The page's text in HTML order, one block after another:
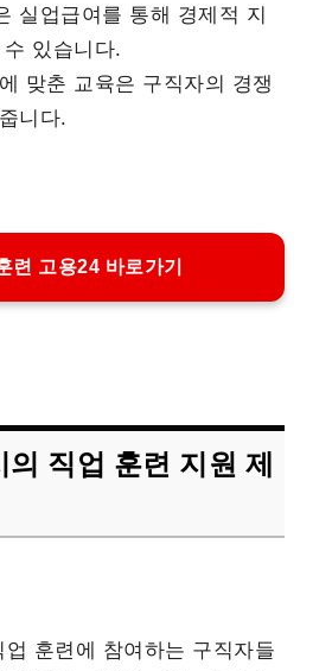
실업급여를 통해 경제적 지
있습니다.
맞춘 교육은 구직자의 경쟁
니다.
련 고용24 바로가기
의 직업 훈련 지원 제
훈련에 참여하는 구직자들